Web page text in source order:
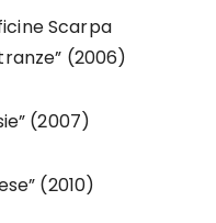
Scarpa
(2006)
(2007)
(2010)